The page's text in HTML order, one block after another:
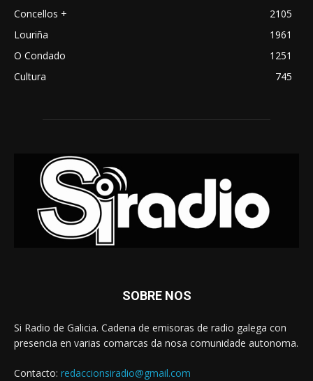
Concellos +
2105
Louriña
1961
O Condado
1251
Cultura
745
SOBRE NOS
Si Radio de Galicia. Cadena de emisoras de radio galega con
presencia en varias comarcas da nosa comunidade autonoma.
Contacto: redaccionsiradio@gmail.com